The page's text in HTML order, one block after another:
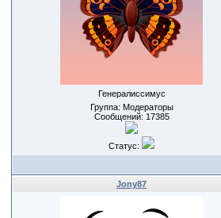
Генералиссимус
Группа: Модераторы
Сообщений: 17385
Статус:
Jony87